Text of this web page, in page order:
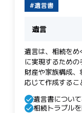
遺言書
遺言
遺言は、相続を
に実現するため
財産や家族構成
応じて作成するこ
遺言書につい
相続トラブル